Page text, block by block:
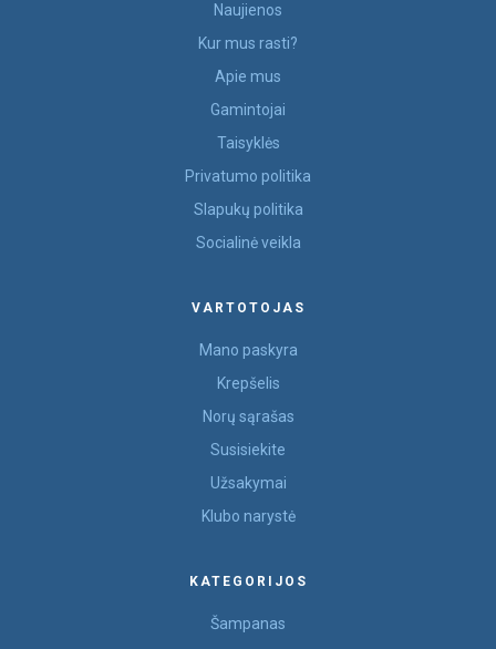
Naujienos
Kur mus rasti?
Apie mus
Gamintojai
Taisyklės
Privatumo politika
Slapukų politika
Socialinė veikla
VARTOTOJAS
Mano paskyra
Krepšelis
Norų sąrašas
Susisiekite
Užsakymai
Klubo narystė
KATEGORIJOS
Šampanas